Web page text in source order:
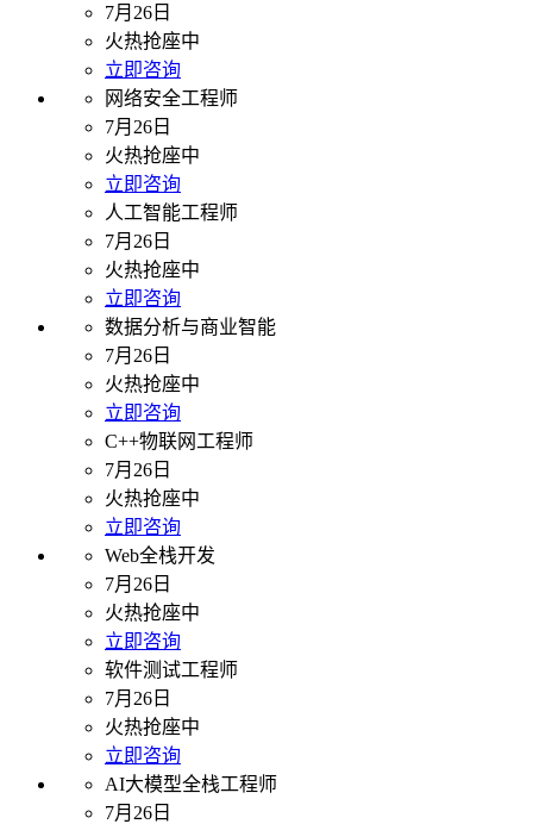
7月26日
火热抢座中
立即咨询
网络安全工程师
7月26日
火热抢座中
立即咨询
人工智能工程师
7月26日
火热抢座中
立即咨询
数据分析与商业智能
7月26日
火热抢座中
立即咨询
C++物联网工程师
7月26日
火热抢座中
立即咨询
Web全栈开发
7月26日
火热抢座中
立即咨询
软件测试工程师
7月26日
火热抢座中
立即咨询
AI大模型全栈工程师
7月26日